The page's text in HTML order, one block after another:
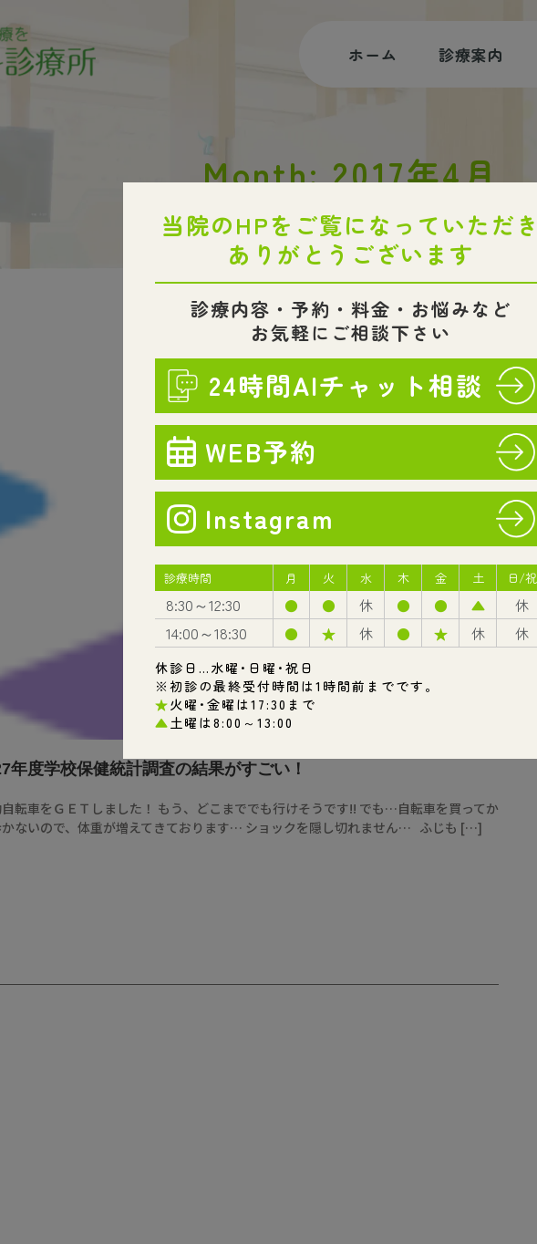
ホーム 診療案内
根管治療
審美治療・ホワイトニング
小児歯科・小児矯正
入れ歯・インプラント
歯周病
予防・メンテナンス
診療案内一覧
Month: 2017年4月
HOME 2017 4月
年度学校保健統計調査の結果がすごい！
転車をＧＥＴしました！ もう、どこまででも行けそうです!! でも…自転車を買ってか
かないので、体重が増えてきております… ショックを隠し切れません… ふじも […]